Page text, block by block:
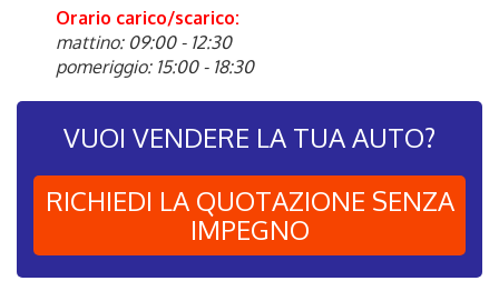
Orario carico/scarico:
mattino: 09:00 - 12:30
pomeriggio: 15:00 - 18:30
VUOI VENDERE LA TUA AUTO?
RICHIEDI LA QUOTAZIONE SENZA
IMPEGNO